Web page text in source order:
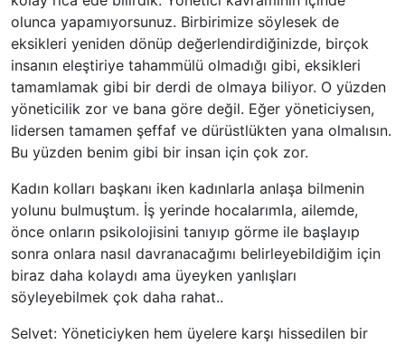
olunca yapamıyorsunuz. Birbirimize söylesek de
eksikleri yeniden dönüp değerlendirdiğinizde, birçok
insanın eleştiriye tahammülü olmadığı gibi, eksikleri
tamamlamak gibi bir derdi de olmaya biliyor. O yüzden
yöneticilik zor ve bana göre değil. Eğer yöneticiysen,
lidersen tamamen şeffaf ve dürüstlükten yana olmalısın.
Bu yüzden benim gibi bir insan için çok zor.
Kadın kolları başkanı iken kadınlarla anlaşa bilmenin
yolunu bulmuştum. İş yerinde hocalarımla, ailemde,
önce onların psikolojisini tanıyıp görme ile başlayıp
sonra onlara nasıl davranacağımı belirleyebildiğim için
biraz daha kolaydı ama üyeyken yanlışları
söyleyebilmek çok daha rahat..
Selvet: Yöneticiyken hem üyelere karşı hissedilen bir